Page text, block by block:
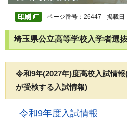
ページ番号：26447 掲載日
埼玉県公立高等学校入学者選
令和9年(2027年)度高校入試情
が受検する入試情報)
令和9年度入試情報